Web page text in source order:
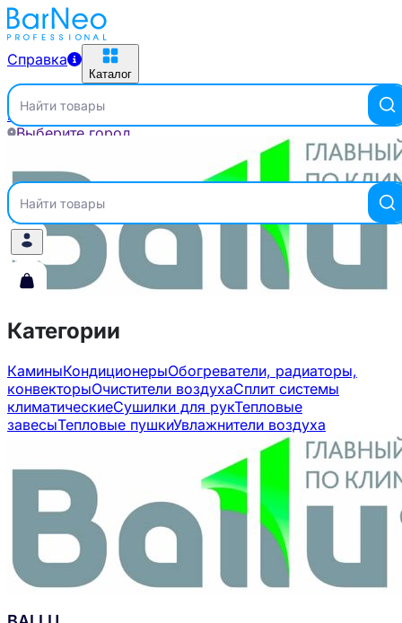
Справка
Каталог
Найти товары
Выберите город
Найти товары
Главная Бренды
Категории
КаминыКондиционерыОбогреватели, радиаторы,
конвекторыОчистители воздухаСплит системы
климатическиеСушилки для рукТепловые
завесыТепловые пушкиУвлажнители воздуха